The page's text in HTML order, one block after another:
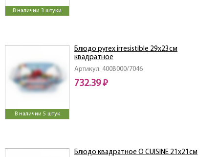
В наличии 3 штуки
В наличии 5 штук
Артикул: 400B000/7046
Блюдо pyrex irresistible 29х23см
квадратное
732.39 ₽
Блюдо квадратное O CUISINE 21x21см